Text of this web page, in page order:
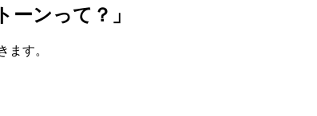
ーンって？」
ます。